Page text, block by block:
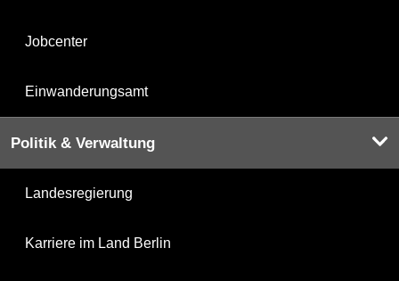
Jobcenter
Einwanderungsamt
Politik & Verwaltung
Landesregierung
Karriere im Land Berlin